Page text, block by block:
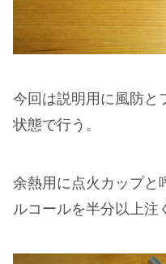
今回は説明用に風防と
状態で行う。
余熱用に点火カップと
ルコールを半分以上注